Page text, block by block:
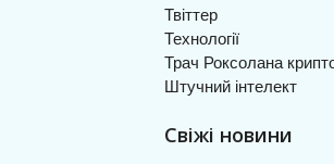
Твіттер
Технології
Трач Роксолана
Штучний інтелект
Свіжі новини